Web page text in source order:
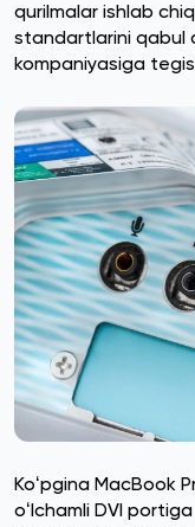
qurilmalar ishlab
standartlarini qabul
kompaniyasiga
Koʻpgina MacBook
oʻlchamli DVI